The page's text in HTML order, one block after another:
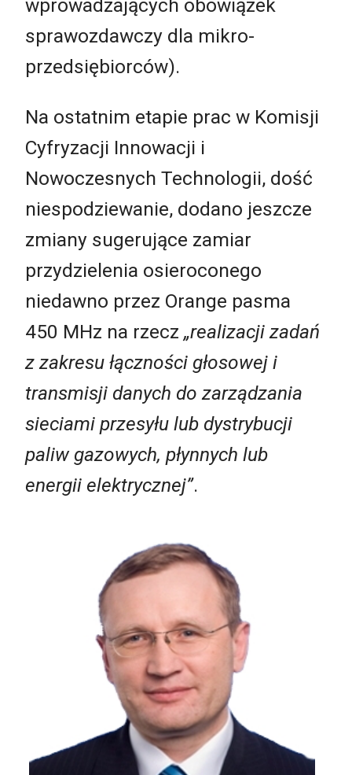
wprowadzających obowiązek
sprawozdawczy dla mikro-
przedsiębiorców).
Na ostatnim etapie prac w Komisji
Cyfryzacji Innowacji i
Nowoczesnych Technologii, dość
niespodziewanie, dodano jeszcze
zmiany sugerujące zamiar
przydzielenia osieroconego
niedawno przez Orange pasma
450 MHz na rzecz „realizacji zadań
z zakresu łączności głosowej i
transmisji danych do zarządzania
sieciami przesyłu lub dystrybucji
paliw gazowych, płynnych lub
energii elektrycznej”.